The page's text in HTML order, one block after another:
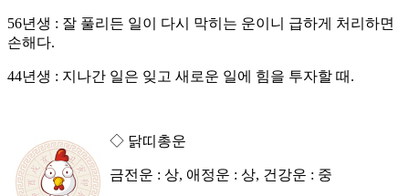
56년생 : 잘 풀리든 일이 다시 막히는 운이니 급하게 처리하면
손해다.
44년생 : 지나간 일은 잊고 새로운 일에 힘을 투자할 때.
◇ 닭띠총운
금전운 : 상, 애정운 : 상, 건강운 : 중